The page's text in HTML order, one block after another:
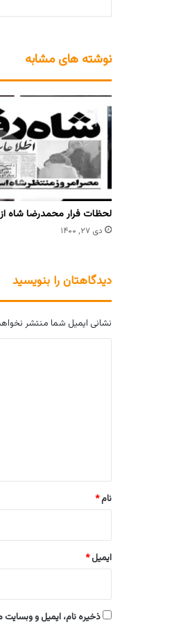
نوشته های مشابه
لحظات فرار محمدرضا شاه از
دی ۲۷, ۱۴۰۰
دیدگاهتان را بنویسید
نشانی ایمیل شما منتشر
نام*
ایمیل*
ذخیره نام، ایمیل و